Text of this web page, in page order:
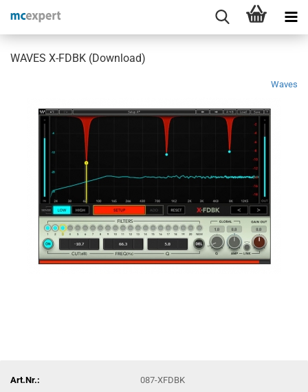
WAVES X-FDBK (Download)
Waves
Art.Nr.:
087-XFDBK